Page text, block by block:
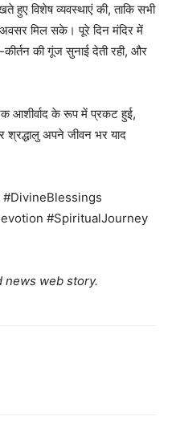
NOW
हुए विशेष व्यवस्थाएं की, ताकि सभी
अवसर मिल सके। पूरे दिन मंदिर में
की गूंज सुनाई देती रही, और
आशीर्वाद के रूप में प्रकट हुई,
श्रद्धालु अपने जीवन भर याद
#SpiritualJourney
news web story.